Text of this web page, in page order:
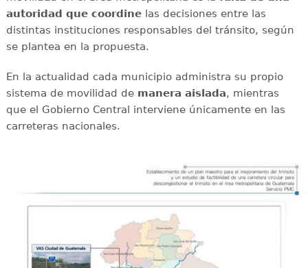
autoridad que coordinelas decisiones entre las
distintas instituciones responsables del tránsito, según
se plantea en la propuesta.
En la actualidad cada municipio administra su propio
sistema de movilidad demanera aislada, mientras
que el Gobierno Central interviene únicamente en las
carreteras nacionales.